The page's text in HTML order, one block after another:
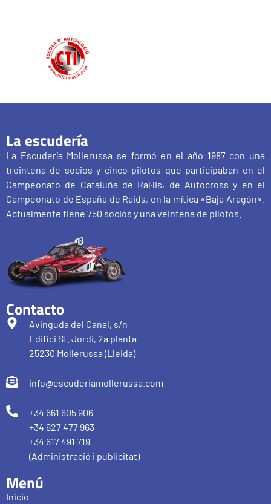
La escudería
La Escudería Mollerussa se formó en el año 1987 con una
treintena de socios y cinco pilotos que participaban en el
Campeonato de Cataluña de Ral·lis, de Autocross y en el
Campeonato de España de Raids, en la mítica «Baja Aragón».
Actualmente tiene 750 socios y una veintena de pilotos.
Contacto
Avinguda del Canal, s/n
Edifici St. Jordi, 2a planta
25230 Mollerussa (Lleida)
info@escuderiamollerussa.com
+34 661 605 906
+34 627 477 963
+34 617 491 719
(Administració i publicitat)
Menú
Inicio